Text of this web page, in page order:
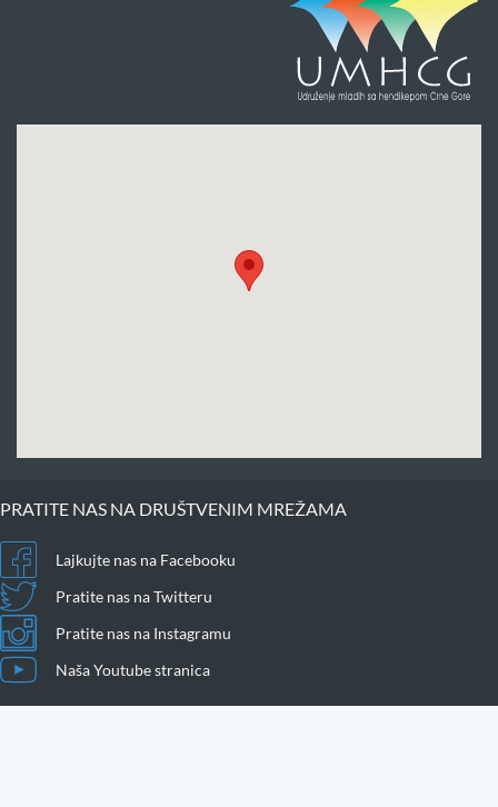
PRATITE NAS NA DRUŠTVENIM MREŽAMA
Lajkujte nas na Facebooku
Pratite nas na Twitteru
Pratite nas na Instagramu
Naša Youtube stranica